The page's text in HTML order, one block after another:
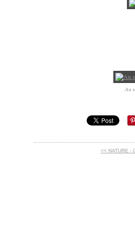
Au
<< NATURE -